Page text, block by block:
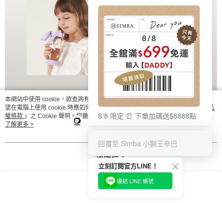
本網站中使用 cookie，欲查詢有關本網站使用 cookie 方式之詳情，及若您不希
望在電腦上使用 cookie 時應如何變更電腦的 cookie 設定，請參閱本網站「
隱私
權條款 」之 Cookie 聲明。您繼續使用本網站即表示您同意本公司得按本網站使
用條款之 Cookie 聲明使用 cookie。
了解更多 >
我知道了
8/8 限定 ⏰ 下單加碼送$8888點
回覆至 Simba 小獅王辛巴
立刻訂閱官方LINE！
連結 LINE 帳號